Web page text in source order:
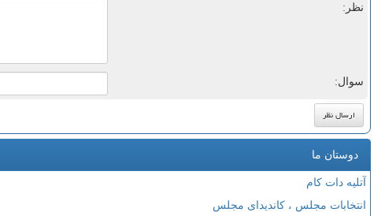
نظر:
سوال:
دوستان ما
آتلیه دات کام
انتخابات مجلس ، کاندیدای مجلس